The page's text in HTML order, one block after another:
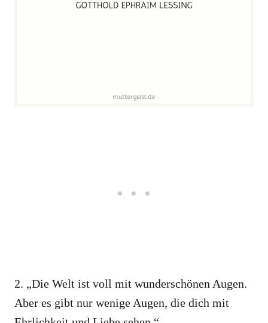
2. „Die Welt ist voll mit wunderschönen Augen.
Aber es gibt nur wenige Augen, die dich mit